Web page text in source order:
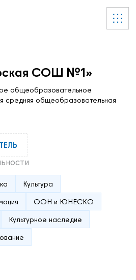
СОШ №1»
общеобразовательное
средняя общеобразовательная
Культура
ООН и ЮНЕСКО
Культурное наследие